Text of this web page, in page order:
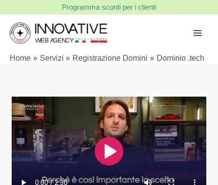
contenuto
Programma sconti per i clienti
Home Servizi Registrazione Domini Dominio .tech